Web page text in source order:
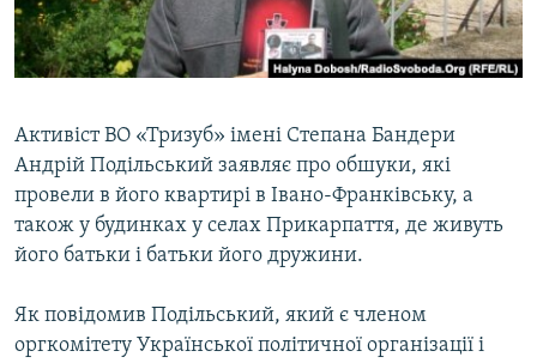
ВІДЕОУРОКИ «ELIFBE»
СВІДЧЕННЯ ОКУПАЦІЇ
Русский
Qırımtatar
Усі сайти RFE/RL
Активіст ВО «Тризуб» імені Степана Бандери
Андрій Подільський заявляє про обшуки, які
провели в його квартирі в Івано-Франківську, а
також у будинках у селах Прикарпаття, де живуть
його батьки і батьки його дружини.
Як повідомив Подільський, який є членом
оргкомітету Української політичної організації і